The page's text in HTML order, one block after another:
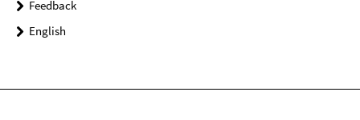
Feedback
English